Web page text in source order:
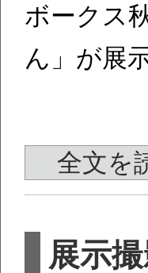
ボークス
ん」が展
全文を
展示